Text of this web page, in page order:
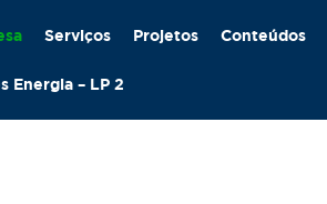
Serviços Projetos Conteúdos
Energia – LP 2